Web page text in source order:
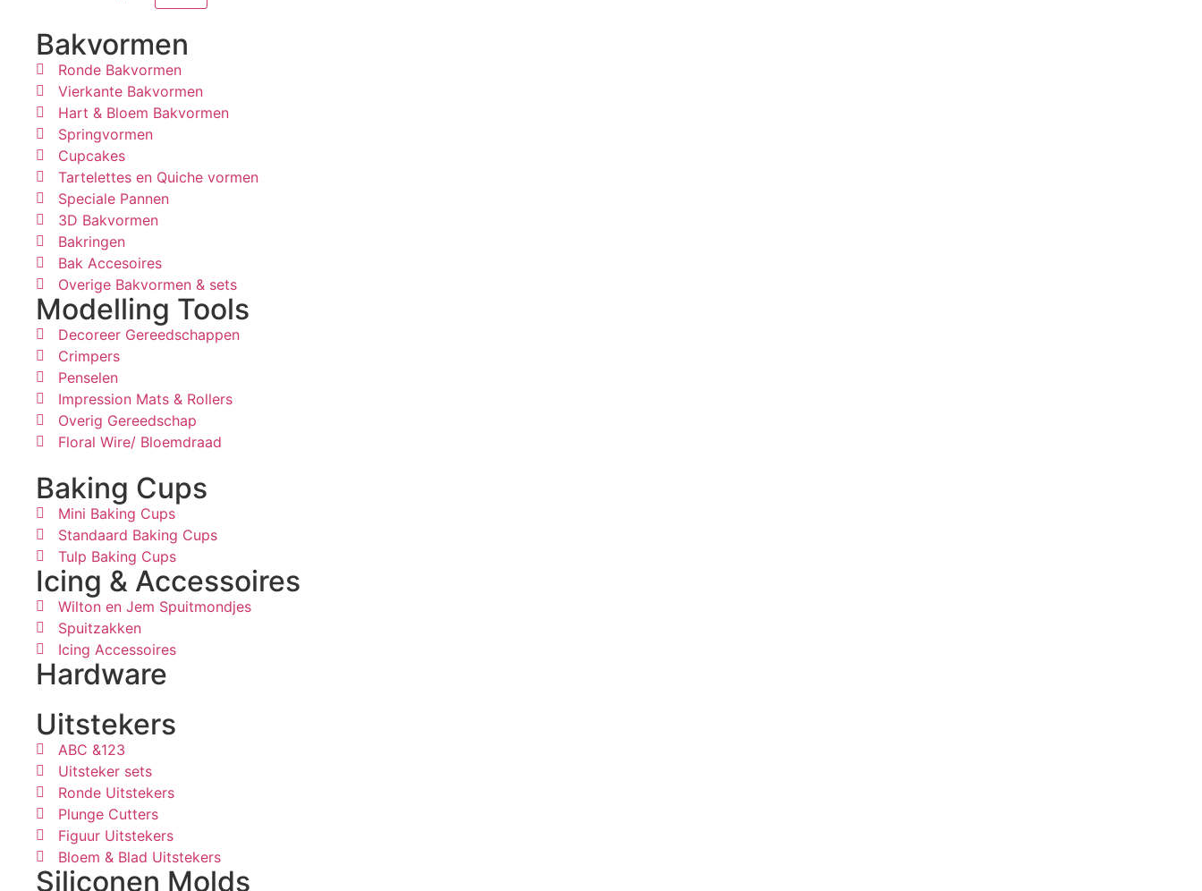
Bakvormen
Ronde Bakvormen
Vierkante Bakvormen
Hart & Bloem Bakvormen
Springvormen
Cupcakes
Tartelettes en Quiche vormen
Speciale Pannen
3D Bakvormen
Bakringen
Bak Accesoires
Overige Bakvormen & sets
Modelling Tools
Decoreer Gereedschappen
Crimpers
Penselen
Impression Mats & Rollers
Overig Gereedschap
Floral Wire/ Bloemdraad
Baking Cups
Mini Baking Cups
Standaard Baking Cups
Tulp Baking Cups
Icing & Accessoires
Wilton en Jem Spuitmondjes
Spuitzakken
Icing Accessoires
Hardware
Uitstekers
ABC &123
Uitsteker sets
Ronde Uitstekers
Plunge Cutters
Figuur Uitstekers
Bloem & Blad Uitstekers
Siliconen Molds